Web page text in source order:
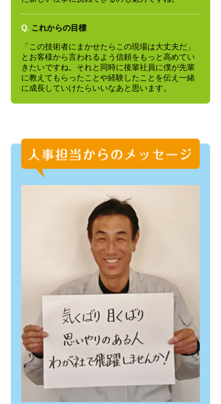
Q. これからの目標
「この技術者にまかせたらこの現場は大丈夫だ」
とお客様から言われるよう信頼をもっと高めてい
きたいですね。それと同時に後輩社員に僕が先輩
に教えてもらったことや経験したことを伝え一緒
に成長していけたらいいなあと思います。